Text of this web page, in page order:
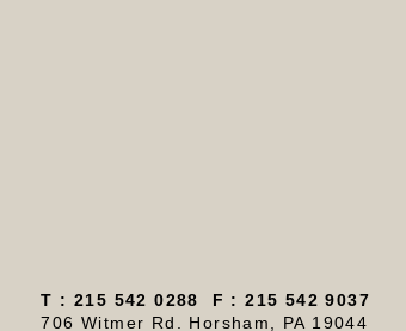
T : 215 542 0288 F : 215 542 9037
706 Witmer Rd. Horsham, PA 19044